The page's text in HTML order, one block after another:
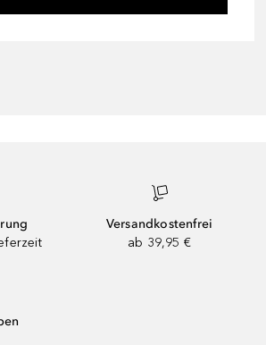
Versandkostenfrei
ab 39,95 €